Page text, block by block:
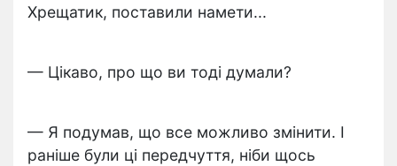
Хрещатик, поставили намети...
— Цікаво, про що ви тоді думали?
— Я подумав, що все можливо змінити. І
раніше були ці передчуття, ніби щось